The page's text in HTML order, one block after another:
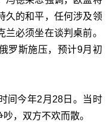
久的和平，任何涉及领
必须坐在谈判桌前。
罗斯施压，预计9月初
间今年2月28日。当时
，双方不欢而散。